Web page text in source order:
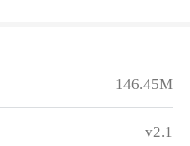
146.45M
v2.1